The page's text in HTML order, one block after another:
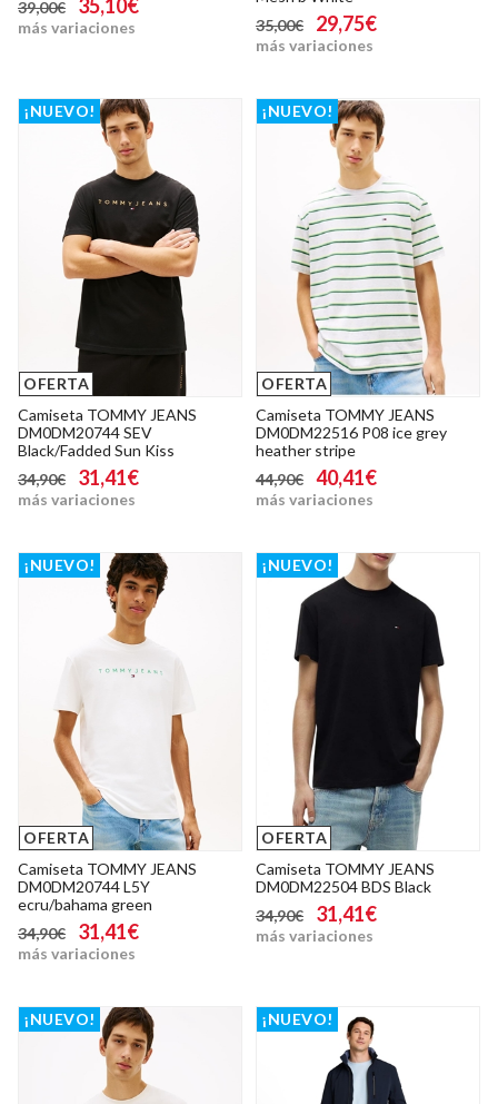
39,00€ 35,10€
más variaciones
35,00€
29,75€
más variaciones
OFERTA
¡NUEVO!
Camiseta TOMMY JEANS
DM0DM20744 SEV
Black/Fadded Sun Kiss
34,90€
31,41€
más variaciones
OFERTA
¡NUEVO!
Camiseta TOMMY JEANS
DM0DM22516 P08 ice grey
heather stripe
44,90€
40,41€
más variaciones
OFERTA
¡NUEVO!
Camiseta TOMMY JEANS
DM0DM20744 L5Y
ecru/bahama green
34,90€
31,41€
más variaciones
OFERTA
¡NUEVO!
Camiseta TOMMY JEANS
DM0DM22504 BDS Black
34,90€
31,41€
más variaciones
¡NUEVO! ¡NUEVO!